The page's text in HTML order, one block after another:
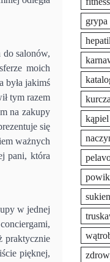
salonów,
moich
była jakimś
tym razem
na zakupy
się
ważnych
pani, która
w jednej
praktycznie
pięknej,
grypa